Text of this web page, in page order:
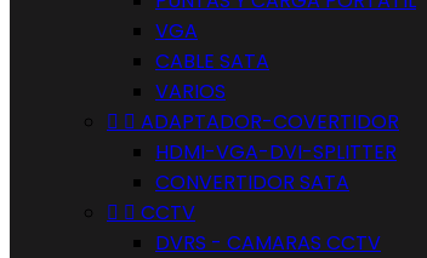
VGA
CABLE SATA
VARIOS
  ADAPTADOR-COVERTIDOR
HDMI-VGA-DVI-SPLITTER
CONVERTIDOR SATA
  CCTV
DVRS - CAMARAS CCTV